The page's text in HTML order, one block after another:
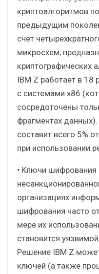
криптоалгоритмов
предыдущим
счет
микросхем,
криптографических
IBM Z работает в 18
с системами x86
сосредоточены
фрагментах
составит всего 5%
при использовании
• Ключи шифрования
организациях
шифрования часто
мере их
становится
Решение IBM Z
ключей (а также